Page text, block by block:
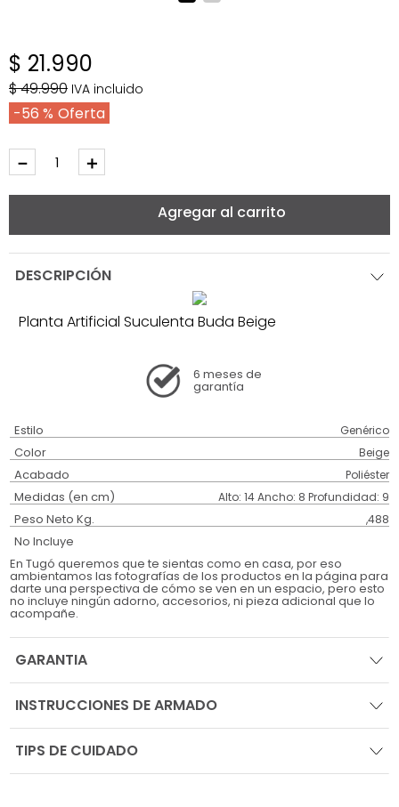
$ 21.990
$49.990 IVA incluido
56 %
＋
－
Agregar al carrito
DESCRIPCIÓN
Planta Artificial Suculenta Buda Beige
6 meses de
garantía
Estilo Genérico
Color Beige
Acabado Poliéster
Medidas (en cm) Alto: 14 Ancho: 8 Profundidad: 9
Peso Neto Kg. ,488
No Incluye
En Tugó queremos que te sientas como en casa, por eso
ambientamos las fotografías de los productos en la página para
darte una perspectiva de cómo se ven en un espacio, pero esto
no incluye ningún adorno, accesorios, ni pieza adicional que lo
acompañe.
GARANTIA
INSTRUCCIONES DE ARMADO
TIPS DE CUIDADO